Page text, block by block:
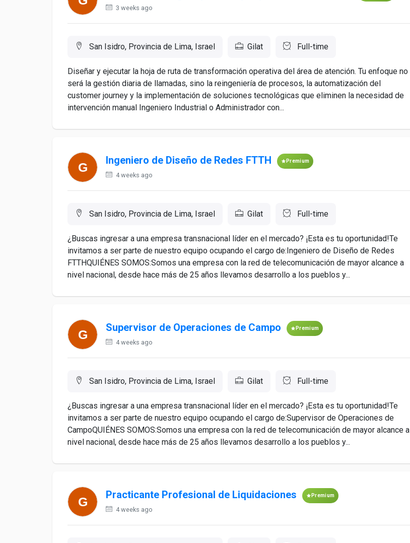
3 weeks ago
San Isidro, Provincia de Lima, Israel Gilat Full-time
Diseñar y ejecutar la hoja de ruta de transformación operativa del área de atención. Tu enfoque no
será la gestión diaria de llamadas, sino la reingeniería de procesos, la automatización del
customer journey y la implementación de soluciones tecnológicas que eliminen la necesidad de
intervención manual Ingeniero Industrial o Administrador con...
Ingeniero de Diseño de Redes FTTH Premium
4 weeks ago
San Isidro, Provincia de Lima, Israel Gilat Full-time
¿Buscas ingresar a una empresa transnacional líder en el mercado? ¡Esta es tu oportunidad!Te
invitamos a ser parte de nuestro equipo ocupando el cargo de:Ingeniero de Diseño de Redes
FTTHQUIÉNES SOMOS:Somos una empresa con la red de telecomunicación de mayor alcance a
nivel nacional, desde hace más de 25 años llevamos desarrollo a los pueblos y...
Supervisor de Operaciones de Campo Premium
4 weeks ago
San Isidro, Provincia de Lima, Israel Gilat Full-time
¿Buscas ingresar a una empresa transnacional líder en el mercado? ¡Esta es tu oportunidad!Te
invitamos a ser parte de nuestro equipo ocupando el cargo de:Supervisor de Operaciones de
CampoQUIÉNES SOMOS:Somos una empresa con la red de telecomunicación de mayor alcance a
nivel nacional, desde hace más de 25 años llevamos desarrollo a los pueblos y...
Practicante Profesional de Liquidaciones Premium
4 weeks ago